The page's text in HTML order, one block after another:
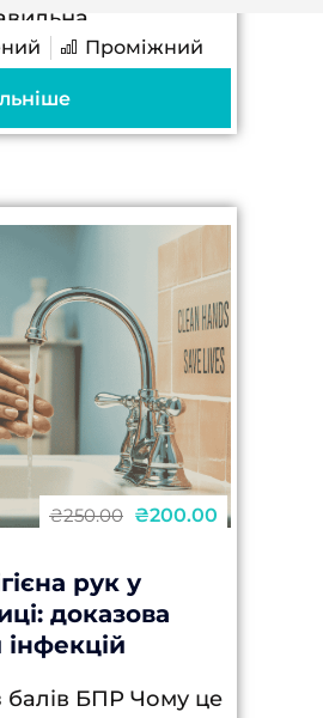
аналізів
діагнозів і
Проміжний
₴250.00 ₴200.00
рук у
доказова
інфекцій
балів БПР Чому це